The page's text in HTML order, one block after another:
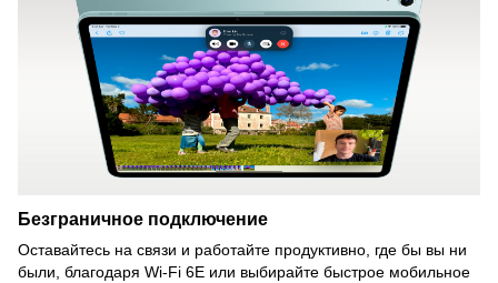
Безграничное подключение
Оставайтесь на связи и работайте продуктивно, где бы вы ни
были, благодаря Wi-Fi 6E или выбирайте быстрое мобильное